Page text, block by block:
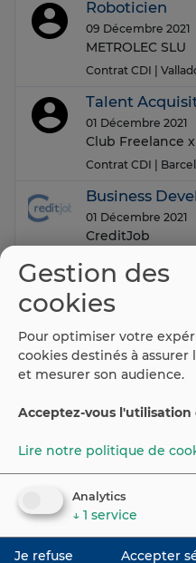
Roboticien
09 Décembre 2021
METROLEC SLU
Contrat CDI |
Talent
01 Décembre 2021
Club Freelance
Contrat CDI |
Business
01 Décembre 2021
CreditJob
Préc. 1 3 …
©2026
Gestion des
cookies
Pour optimiser votre
cookies destinés à
et mesurer son audience.
Acceptez-vous l'utilisation
Lire notre politique de
Analytics
↓ 1 service
Je refuse Accepter